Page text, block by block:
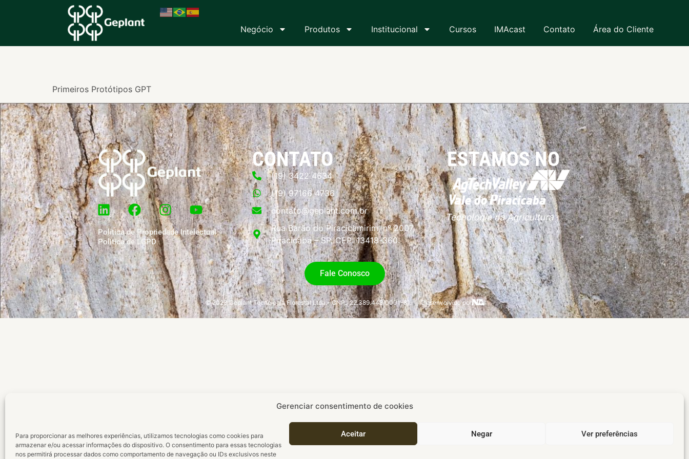
Gerenciar consentimento de cookies
Para proporcionar as melhores experiências, utilizamos tecnologias como cookies para
armazenar e/ou acessar informações do dispositivo. O consentimento para essas tecnologias
nos permitirá processar dados como comportamento de navegação ou IDs exclusivos neste
Aceitar Negar Ver preferências
Negócio Produtos Institucional Cursos IMAcast Contato Área do Cliente
Primeiros Protótipos GPT
Política de Propriedade Intelectual
Politica de LGPD
CONTATO
(19) 3422 4634
(19) 97166 4736
contato@geplant.com.br
Rua Barão do Piracicamirim, nº 2007,
Piracicaba – SP. CEP: 13418-360.
Fale Conosco
ESTAMOS NO
© 2023 Geplant Tecnologia Florestal Ltda.- CNPJ 22.389.448/0001-81. Desenvolvido por